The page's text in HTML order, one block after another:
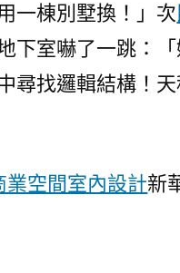
一棟別墅換！」次
下室嚇了一跳：「
尋找邏輯結構！
業空間室內設計新